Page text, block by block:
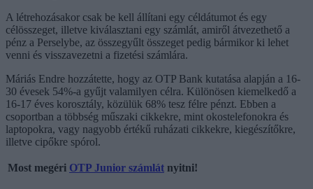
A létrehozásakor csak be kell állítani egy céldátumot és egy
célösszeget, illetve kiválasztani egy számlát, amiről átvezethető a
pénz a Perselybe, az összegyűlt összeget pedig bármikor ki lehet
venni és visszavezetni a fizetési számlára.
Máriás Endre hozzátette, hogy az OTP Bank kutatása alapján a 16-
30 évesek 54%-a gyűjt valamilyen célra. Különösen kiemelkedő a
16-17 éves korosztály, közülük 68% tesz félre pénzt. Ebben a
csoportban a többség műszaki cikkekre, mint okostelefonokra és
laptopokra, vagy nagyobb értékű ruházati cikkekre, kiegészítőkre,
illetve cipőkre spórol.
Most megéri OTP Junior számlát nyitni!